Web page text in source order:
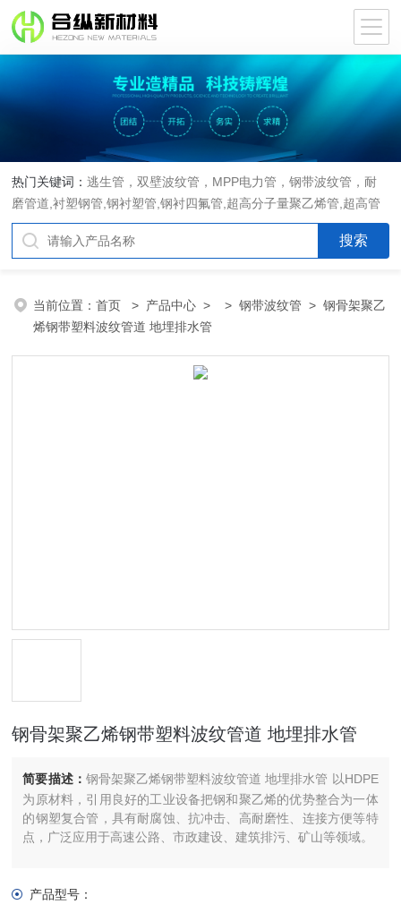
热门关键词：逃生管，双壁波纹管，MPP电力管，钢带波纹管，耐
磨管道,衬塑钢管,钢衬塑管,钢衬四氟管,超高分子量聚乙烯管,超高管
当前位置：首页 > 产品中心 > >钢带波纹管 > 钢骨架聚乙
烯钢带塑料波纹管道 地埋排水管
钢骨架聚乙烯钢带塑料波纹管道 地埋排水管
简要描述： 钢骨架聚乙烯钢带塑料波纹管道 地埋排水管 以HDPE
为原材料，引用良好的工业设备把钢和聚乙烯的优势整合为一体
的钢塑复合管，具有耐腐蚀、抗冲击、高耐磨性、连接方便等特
点，广泛应用于高速公路、市政建设、建筑排污、矿山等领域。
产品型号：